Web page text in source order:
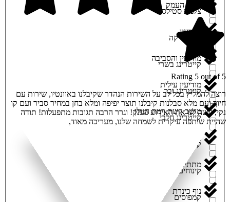
צלמת סטילס
קוסמטיקה
קייטרינג בשרי
קייטרינג ובר
קייטרינג חלבי
קייטרינג פרווה
קינוחים/בר מתוקים
קמפוסים
מגדל העמק
מודיעין
מודיעין והסביבה
מודיעין עילית
מושב קשת רמת הגולן
מירון
מתתיהו
נוף כינרת
Rating 5 out of 5
רוצה להמליץ בכל לב על השירות הנהדר שקיבלנו באוונטיו, שירות עם
חיוך ועם מלא סבלנות קיבלנו תוצר יפיפה ומלא בחן במחיר סביר ועם קו
נקי, עשה לנו את האירוע בענק! וגרר הרבה תגובות מתפעלות! תודה
שהיית שותפה עיקרית לשמחה שלנו, מעריכה מאוד,